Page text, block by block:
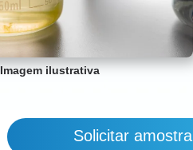
Imagem ilustrativa
Solicitar amostra